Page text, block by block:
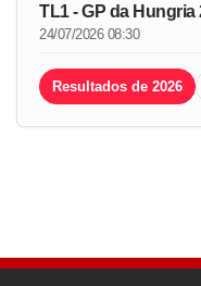
TL1 - GP da Hungria
24/07/2026 08:30
Resultados de 2026